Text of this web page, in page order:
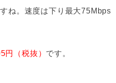
ね。速度は下り最大75Mbps
（税抜） です。